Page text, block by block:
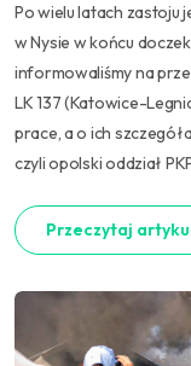
Po wielu latach zastoju
w Nysie w końcu
informowaliśmy na
LK 137 (Katowice-
prace, a o ich
czyli opolski oddział
Przeczytaj